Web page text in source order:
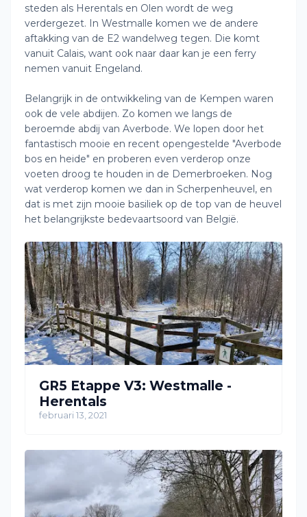
steden als Herentals en Olen wordt de weg
verdergezet. In Westmalle komen we de andere
aftakking van de E2 wandelweg tegen. Die komt
vanuit Calais, want ook naar daar kan je een ferry
nemen vanuit Engeland.
Belangrijk in de ontwikkeling van de Kempen waren
ook de vele abdijen. Zo komen we langs de
beroemde abdij van Averbode. We lopen door het
fantastisch mooie en recent opengestelde "Averbode
bos en heide" en proberen even verderop onze
voeten droog te houden in de Demerbroeken. Nog
wat verderop komen we dan in Scherpenheuvel, en
dat is met zijn mooie basiliek op de top van de heuvel
het belangrijkste bedevaartsoord van België.
GR5 Etappe V3: Westmalle -
Herentals
februari 13, 2021